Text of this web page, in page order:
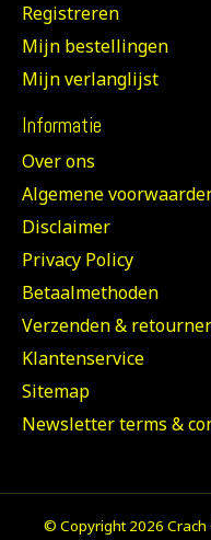
Registreren
Mijn bestellingen
Mijn verlanglijst
Informatie
Over ons
Algemene
Disclaimer
Privacy Policy
Betaalmethoden
Verzenden &
Klantenservice
Sitemap
Newsletter terms &
© Copyright 2026 Crach